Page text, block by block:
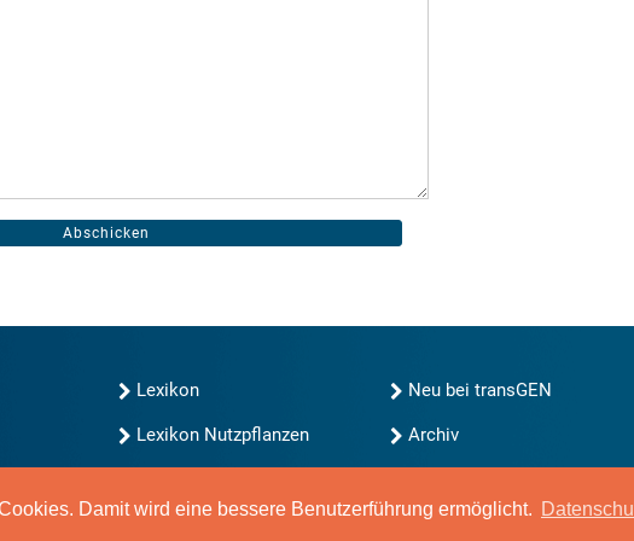
Damit wird eine bessere Benutzerführung ermöglicht.
Lexikon
Lexikon Nutzpflanzen
Neu bei transGEN
Archiv
Gene